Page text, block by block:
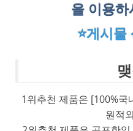
을 이용하
⭐게시물
1위추천 제품은 [100%
원적